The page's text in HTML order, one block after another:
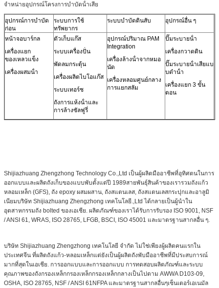
จําหน่ายอุปกรณ์โครงการบําบัดน้ําเสีย
อุปกรณ์การบําบัด
ก่อน
ระบบการใช้
ทรัพยากร
ระบบบําบัดดินสับ อุปกรณ์อื่น ๆ
หน้าจอบาร์กล
เครื่องแยก
ของเหลวแข็ง
เครื่องผสมน้ํา
ตัวเก็บแก๊ส
ระบบเครื่องปั่น
พัดลมกระตุ้น
เครื่องผลิตไบโอแก๊ส
ระบบเทอร์ช
ถังการแห้งน้ําและ
การล้างซัลฟูรี่
อุปกรณ์ปริมาณ PAM
Integration
เครื่องล้างน้ําจากหมอ
นัด
เครื่องหลอมศูนย์กลาง
การแยกสลัม
ปั๊มระบายน้ํา
เครื่องกวาดดิน
ปั๊มระบายน้ําเสียแบ
บดําน้ํา
เครื่องแยก 3 ขั้น
ตอน
Shijiazhuang Zhengzhong Technology Co.,Ltd เป็นผู้ผลิตมืออาชีพที่อุทิศตนในการ
ออกแบบและผลิตถังเก็บของแบบพับตั้งแต่ปี 1989สายพันธุ์สินค้าของเรารวมถังแก้ว
หลอมเหล็ก (GFS), ถัง epoxy ผสมผสาน, ถังสแตนเลส, ถังสแตนเลสกระปุกและอาลูมิ
เนียมบริษัท Shijiazhuang Zhengzhong เทคโนโลยี.,Ltd ได้กลายเป็นผู้นําใน
อุตสาหกรรมถัง bolted ของเอเชีย. ผลิตภัณฑ์ของเราได้รับการรับรอง ISO 9001, NSF
/ ANSI 61, WRAS, ISO 28765, LFGB, BSCI, ISO 45001 และมาตรฐานสากลอื่น ๆ.
บริษัท Shijiazhuang Zhengzhong เทคโนโลยี จํากัด ไม่ใช่เพียงผู้ผลิตคนแรกใน
ประเทศจีน ที่ผลิตถังแก้ว-หลอมเหล็กแต่ยังเป็นผู้ผลิตถังพับมืออาชีพที่มีประสบการณ์
มากที่สุดในเอเชีย. การออกแบบและการออกแบบ การทดสอบผลิตภัณฑ์และระบบ
คุณภาพของถังกรองเหล็กกรองเหล็กกรองเหล็กกลางเป็นไปตาม AWWA D103-09,
OSHA, ISO 28765, NSF / ANSI 61NFPA และมาตรฐานสากลอื่นๆเซ็นเตอร์เอเนมัล